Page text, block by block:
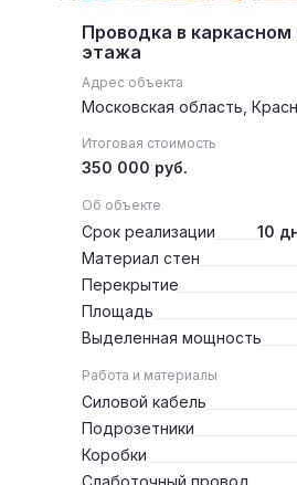
Проводка в
этажа
Московская область,
Об объекте
Срок реализации
Материал стен
Перекрытие
Площадь
Выделенная мощность
Работа и материалы
Силовой кабель
Подрозетники
Коробки
10
Слаботочный провод
350 000 руб.
Итоговая стоимость
Адрес объекта